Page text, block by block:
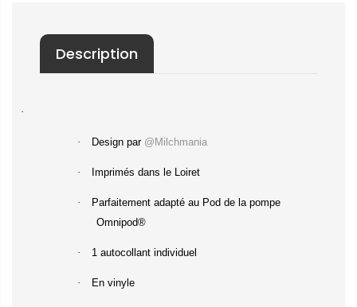
Description
·
· Design par @Milchmania
· Imprimés dans le Loiret
·
Parfaitement adapté au Pod de la pompe
Omnipod®
· 1 autocollant individuel
· En vinyle